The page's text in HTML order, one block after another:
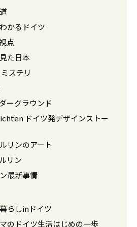
かるドイツ
点
た日本
ステリ
ーグラウンド
ドイツ発デザインストー
リンのアート
リン
最新事情
らしinドイツ
のドイツ生活はじめの一歩